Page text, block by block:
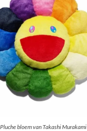
Pluche bloem van Takashi Murakami